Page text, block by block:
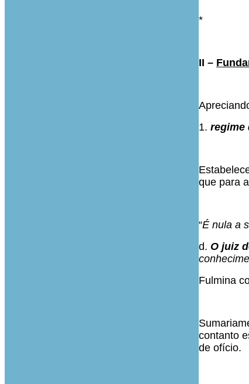
*
II –
1. regime
que para
“É nula a
d. O juiz
Fulmina
contanto
de ofício.